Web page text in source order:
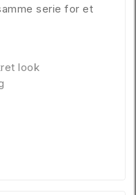
serie for et
look